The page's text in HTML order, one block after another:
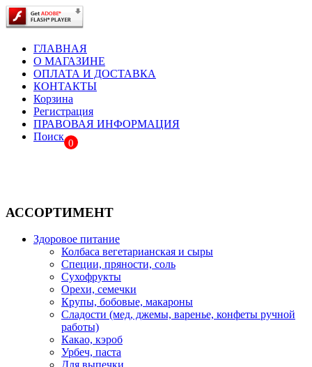
ГЛАВНАЯ
О МАГАЗИНЕ
ОПЛАТА И ДОСТАВКА
КОНТАКТЫ
Корзина
Регистрация
ПРАВОВАЯ ИНФОРМАЦИЯ
Поиск
0
АССОРТИМЕНТ
Здоровое питание
Колбаса вегетарианская и сыры
Специи, пряности, соль
Сухофрукты
Орехи, семечки
Крупы, бобовые, макароны
Сладости (мед, джемы, варенье, конфеты ручной
работы)
Какао, кэроб
Урбеч, паста